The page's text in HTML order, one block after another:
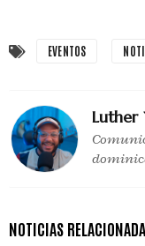
EVENTOS
Luther